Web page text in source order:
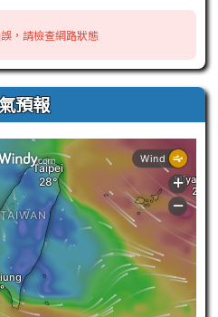
，請檢查網路狀態
預報